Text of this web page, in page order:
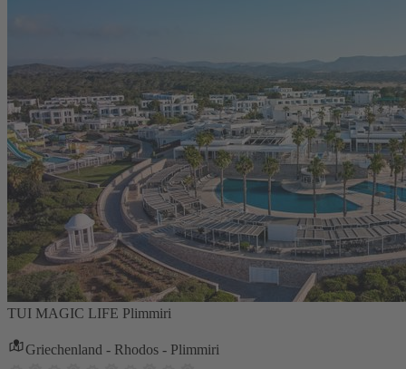
TUI MAGIC LIFE Plimmiri
Griechenland - Rhodos - Plimmiri